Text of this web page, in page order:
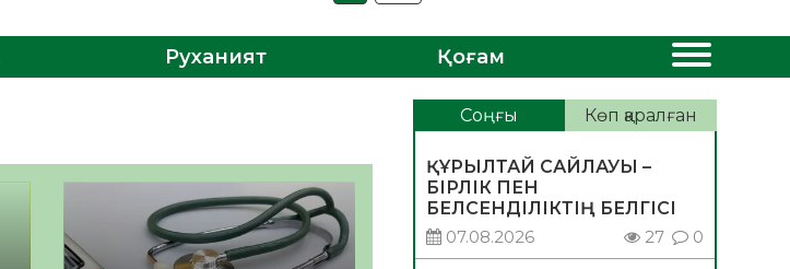
Руханият Қоғам
Соңғы Көп қаралған
ҚҰРЫЛТАЙ САЙЛАУЫ –
БІРЛІК ПЕН
БЕЛСЕНДІЛІКТІҢ БЕЛГІСІ
07.08.2026
27 0